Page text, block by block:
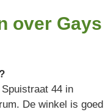
over Gays
44 in
De winkel is goed